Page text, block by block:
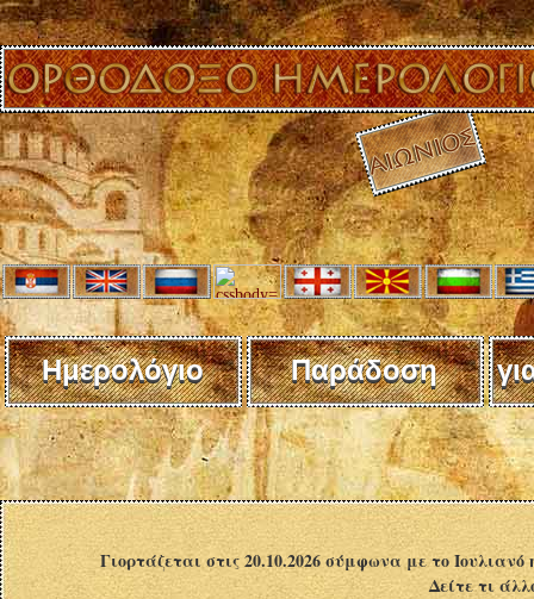
Ημερολόγιο Παράδοση
Γιορτάζεται στις 20.10.2026 σύμφωνα με το
Δείτε τι